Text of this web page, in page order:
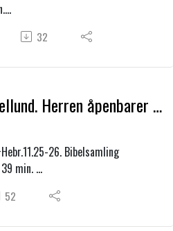
32
Dan Hessellund. Herren åpenbarer seg for Moses i tornebusken."
26. Bibelsamling
min.
52